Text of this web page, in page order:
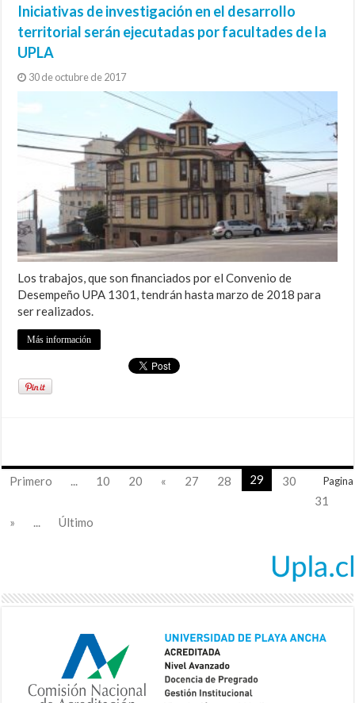
Iniciativas de investigación en el desarrollo
territorial serán ejecutadas por facultades de la
UPLA
30 de octubre de 2017
Los trabajos, que son financiados por el Convenio de
Desempeño UPA 1301, tendrán hasta marzo de 2018 para
ser realizados.
Más información
Pagina
Primero ... 10 20 « 27 28 29
30
31
»
... Último